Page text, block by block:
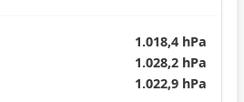
1.018,4 hPa
1.028,2 hPa
1.022,9 hPa